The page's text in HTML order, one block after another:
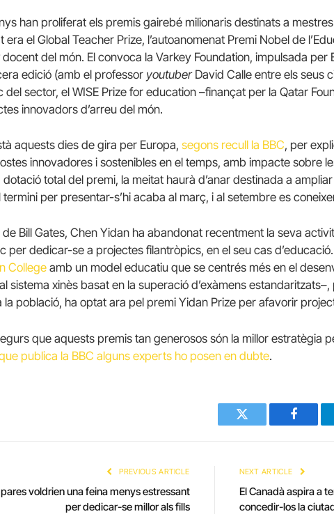
han proliferat els premis gairebé milionaris destinats a
era el Global Teacher Prize, l’autoanomenat Premi Nobel de
docent del món. El convoca la Varkey Foundation, impulsada per
edició (amb el professor youtuberDavid Calle entre els seus
del sector, el WISE Prize for education –finançat per la Qatar
innovadors d’arreu del món.
aquests dies de gira per Europa,segons recull la BBC, per
innovadores i sostenibles en el temps, amb impacte sobre
dotació total del premi, la meitat haurà d’anar destinada a
termini per presentar-s’hi acaba al març, i al setembre es
Bill Gates, Chen Yidan ha abandonat recentment la seva
per dedicar-se a projectes filantròpics, en el seu cas
Collegeamb un model educatiu que se centrés més en el
sistema xinès basat en la superació d’exàmens
població, ha optat ara pel premi Yidan Prize per afavorir
que aquests premis tan generosos són la millor estratègia
publica la BBC alguns experts ho posen en dubte.
Twitter
PREVIOUS ARTICLE
voldrien una feina menys estressant
per dedicar-se millor als fills
NEXT ARTICLE
El Canadà aspira a
concedir-los la